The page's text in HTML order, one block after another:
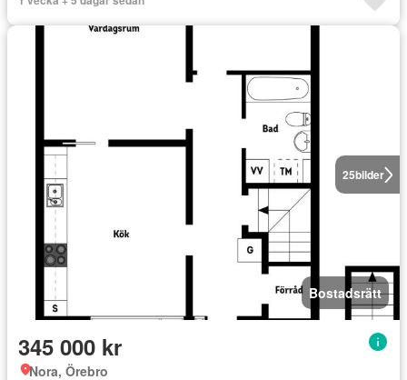
25bilder
Bostadsrätt
345 000 kr
Nora, Örebro